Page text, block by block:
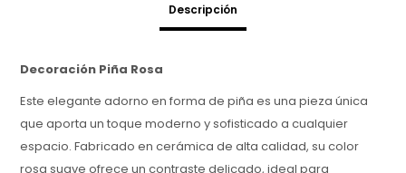
Descripción
Decoración Piña Rosa
Este elegante adorno en forma de piña es una pieza única
que aporta un toque moderno y sofisticado a cualquier
espacio. Fabricado en cerámica de alta calidad, su color
rosa suave ofrece un contraste delicado, ideal para